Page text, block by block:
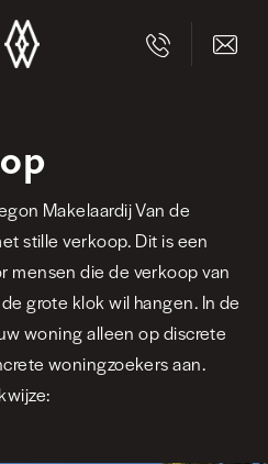
Makelaardij Van de
stille verkoop. Dit is een
mensen die de verkoop van
grote klok wil hangen. In de
woning alleen op discrete
woningzoekers aan.